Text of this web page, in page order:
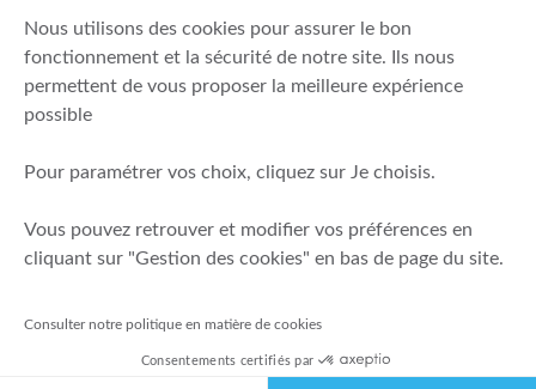
Politique de meilleure sélection
Politique de durabilité
Fonds de garantie des dépôts et de résolution
Mentions légales
Prévention de la fraude
Politique de gestion des conflits d'intérêts
Nous utilisons des cookies pour assurer le bon
fonctionnement et la sécurité de notre site. Ils nous
permettent de vous proposer la meilleure expérience
possible
Pour paramétrer vos choix, cliquez sur Je choisis.
Vous pouvez retrouver et modifier vos préférences en
cliquant sur "Gestion des cookies" en bas de page du site.
Consulter notre politique en matière de cookies
Consentements certifiés par